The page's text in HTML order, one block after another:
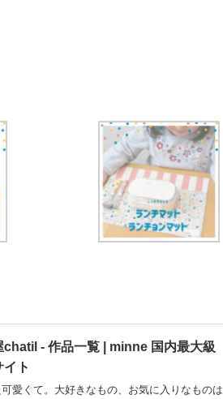
- 作品一覧 | minne 国内最大級
ト
愛くて。大好きなもの、お気に入りなものは